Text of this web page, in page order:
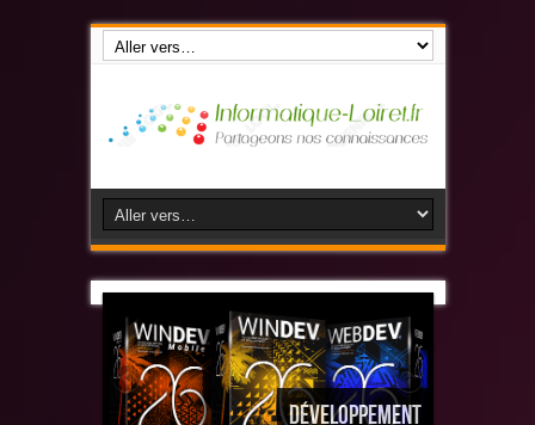
Virtualisation
Développement